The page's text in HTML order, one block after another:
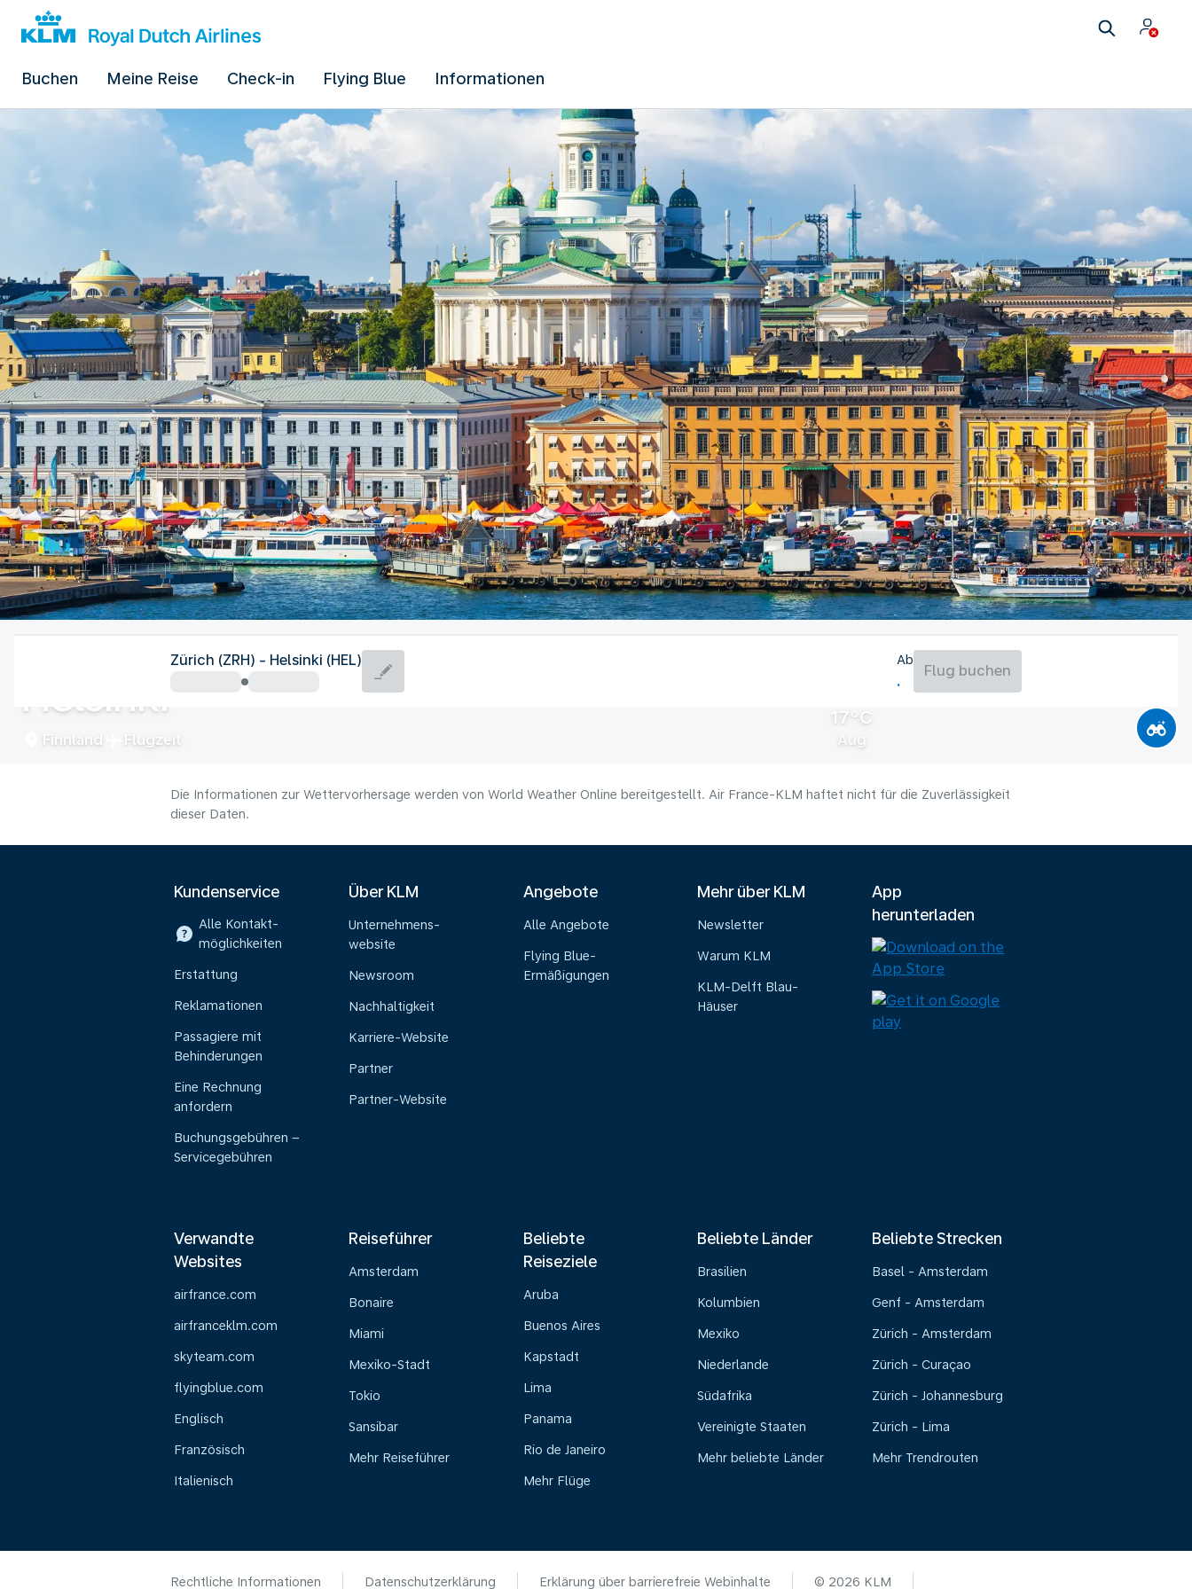
Buchen Meine Reise Check-in Flying Blue Informationen
Helsinki
Finnland Flugzeit
17°C
Aug
Zürich (ZRH) - Helsinki (HEL) Ab
Flug buchen
Die Informationen zur Wettervorhersage werden von World Weather Online bereitgestellt. Air France-KLM haftet nicht für die Zuverlässigkeit
dieser Daten.
Kundenservice
Alle Kontakt-
möglichkeiten
Erstattung
Reklamationen
Passagiere mit
Behinderungen
Eine Rechnung
anfordern
Buchungsgebühren –
Servicegebühren
Über KLM
Unternehmens-
website
Newsroom
Nachhaltigkeit
Karriere-Website
Partner
Partner-Website
Angebote
Alle Angebote
Flying Blue-
Ermäßigungen
Mehr über KLM
Newsletter
Warum KLM
KLM-Delft Blau-
Häuser
App
herunterladen
Verwandte
Websites
airfrance.com
airfranceklm.com
skyteam.com
flyingblue.com
Englisch
Französisch
Italienisch
Reiseführer
Amsterdam
Bonaire
Miami
Mexiko-Stadt
Tokio
Sansibar
Mehr Reiseführer
Beliebte
Reiseziele
Aruba
Buenos Aires
Kapstadt
Lima
Panama
Rio de Janeiro
Mehr Flüge
Beliebte Länder
Brasilien
Kolumbien
Mexiko
Niederlande
Südafrika
Vereinigte Staaten
Mehr beliebte Länder
Beliebte Strecken
Basel - Amsterdam
Genf - Amsterdam
Zürich - Amsterdam
Zürich - Curaçao
Zürich - Johannesburg
Zürich - Lima
Mehr Trendrouten
Rechtliche Informationen Datenschutzerklärung Erklärung über barrierefreie Webinhalte © 2026 KLM